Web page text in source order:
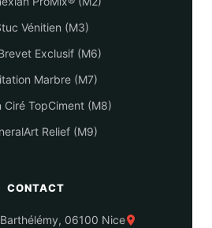
Vénitien (M3)
Exclusif (M6)
Marbre (M7)
TopCiment (M8)
Relief (M9)
CONTACT
06100 Nice